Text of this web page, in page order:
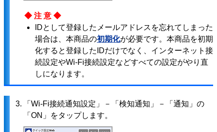
◆注意◆
IDとして登録したメールアドレスを忘れてしまった
場合は、本商品の初期化が必要です。本商品を初期
化すると登録したIDだけでなく、インターネット接
続設定やWi-Fi接続設定などすべての設定がやり直
しになります。
3.
「Wi-Fi接続通知設定」－「検知通知」－「通知」の
「ON」をタップします。